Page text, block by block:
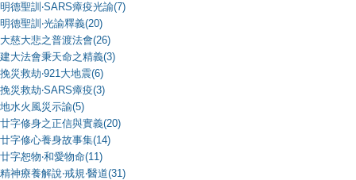
明德聖訓‧SARS瘴疫光諭(7)
明德聖訓‧光諭釋義(20)
大慈大悲之普渡法會(26)
建大法會秉天命之精義(3)
挽災救劫‧921大地震(6)
挽災救劫‧SARS瘴疫(3)
地水火風災示諭(5)
廿字修身之正信與實義(20)
廿字修心養身故事集(14)
廿字恕物‧和愛物命(11)
精神療養解說‧戒規‧醫道(31)